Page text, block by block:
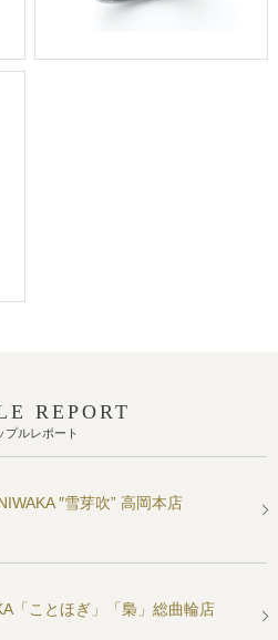
REPORT
プルレポート
″雪芽吹” 高岡本店
「ことほぎ」「梟」総曲輪店